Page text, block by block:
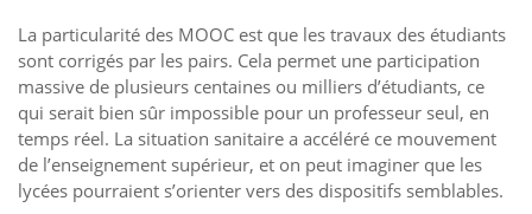
La particularité des MOOC est que les travaux des étudiants
sont corrigés par les pairs. Cela permet une participation
massive de plusieurs centaines ou milliers d’étudiants, ce
qui serait bien sûr impossible pour un professeur seul, en
temps réel. La situation sanitaire a accéléré ce mouvement
de l’enseignement supérieur, et on peut imaginer que les
lycées pourraient s’orienter vers des dispositifs semblables.